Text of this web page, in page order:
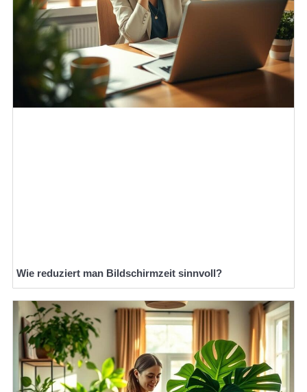
Wie reduziert man Bildschirmzeit sinnvoll?